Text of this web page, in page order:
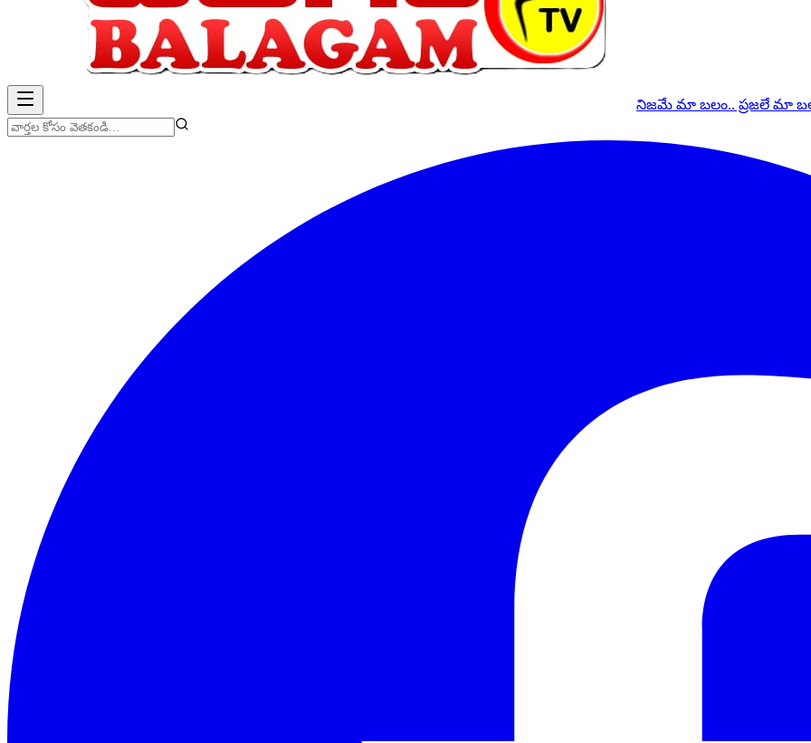
నిజమే మా బలం.. ప్రజలే మా